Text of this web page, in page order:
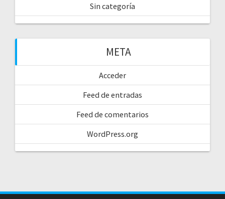
Sin categoría
META
Acceder
Feed de entradas
Feed de comentarios
WordPress.org